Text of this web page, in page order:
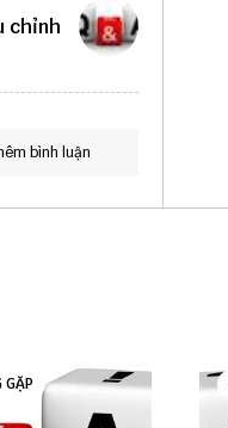
chỉnh
bình luận
GẶP